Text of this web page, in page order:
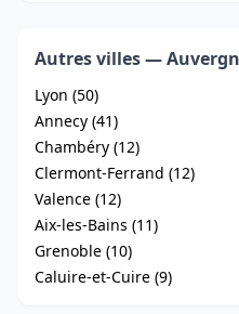
Autres villes —
Lyon (50)
Annecy (41)
Chambéry (12)
Clermont-Ferrand (12)
Valence (12)
Aix-les-Bains (11)
Grenoble (10)
Caluire-et-Cuire (9)